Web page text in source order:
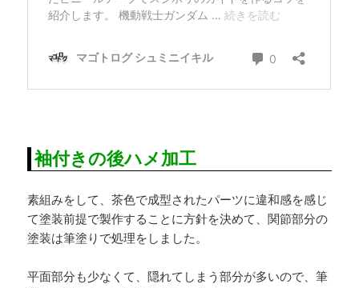
袖付きの後ハメ加工
素組みをして、茶色で成型されたパーツに違和感を感じ
て塗装前提で製作することに方針を決めて、関節部分の
塗装は筆塗りで処理をしました。
平面部分も少なくて、隠れてしまう部分が多いので、筆